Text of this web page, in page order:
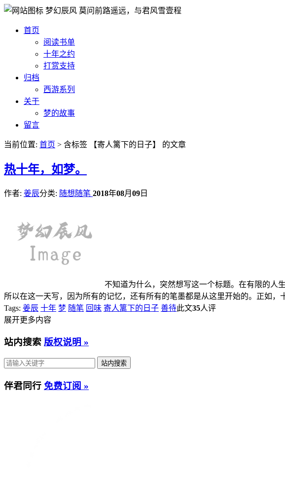
梦幻辰风 莫问前路遥远，与君风雪壹程
首页
阅读书单
十年之约
打赏支持
归档
西游系列
关于
梦的故事
留言
当前位置: 首页 > 含标签 【寄人篱下的日子】 的文章
热十年，如梦。
作者: 姜辰分类: 随想随笔 2018年08月 09 日
不知道为什么，突然想写这一个标题。在有限的人
所以在这一天写，因为所有的记忆，还有所有的笔墨都是从这里开始的。正如
Tags: 姜辰 十年 梦 随笔 回味 寄人篱下的日子 善待此文35人评
展开更多内容
站内搜索 版权说明 »
伴君同行 免费订阅 »